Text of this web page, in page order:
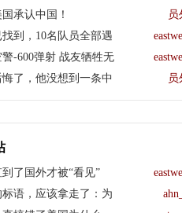
承认中国！ 员
到，10名队员全部遇
-600弹射 战友牺牲无
了，他没想到一条中 员
了国外才被“看见”
语，应该拿走了：为